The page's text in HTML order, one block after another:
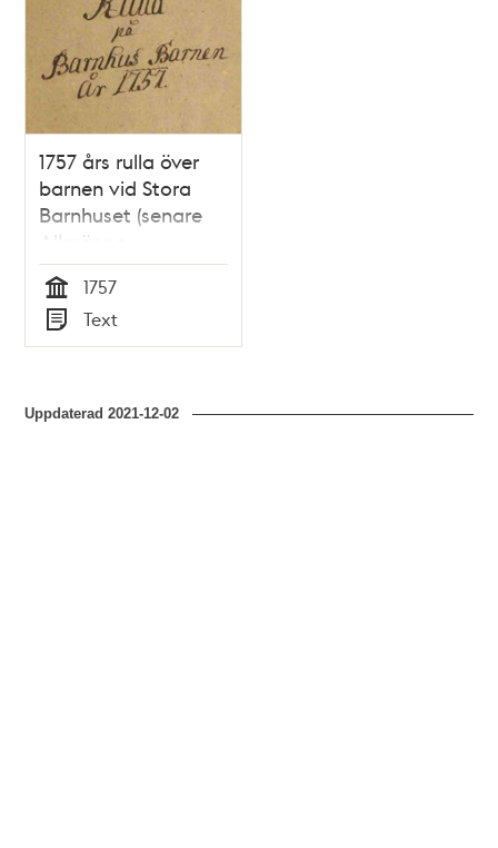
teman
1757 års rulla över
barnen vid Stora
Barnhuset (senare
Allmänna
Barnhuset)
Tid
1757
Typ
Text
Uppdaterad2021-12-02